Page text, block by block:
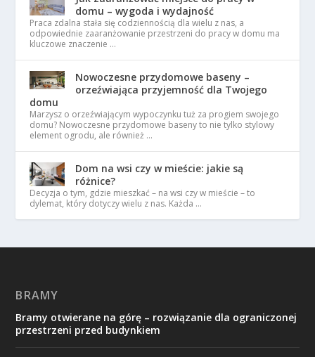
domu – wygoda i wydajność
Praca zdalna stała się codziennością dla wielu z nas, a
odpowiednie zaaranżowanie przestrzeni do pracy w domu ma
kluczowe znaczenie …
Nowoczesne przydomowe baseny –
orzeźwiająca przyjemność dla Twojego
domu
Marzysz o orzeźwiającym wypoczynku tuż za progiem swojego
domu? Nowoczesne przydomowe baseny to nie tylko stylowy
element ogrodu, ale również …
Dom na wsi czy w mieście: jakie są
różnice?
Decyzja o tym, gdzie mieszkać – na wsi czy w mieście – to
dylemat, który dotyczy wielu z nas. Każda …
BRAMY
Bramy otwierane na górę – rozwiązanie dla ograniczonej
przestrzeni przed budynkiem